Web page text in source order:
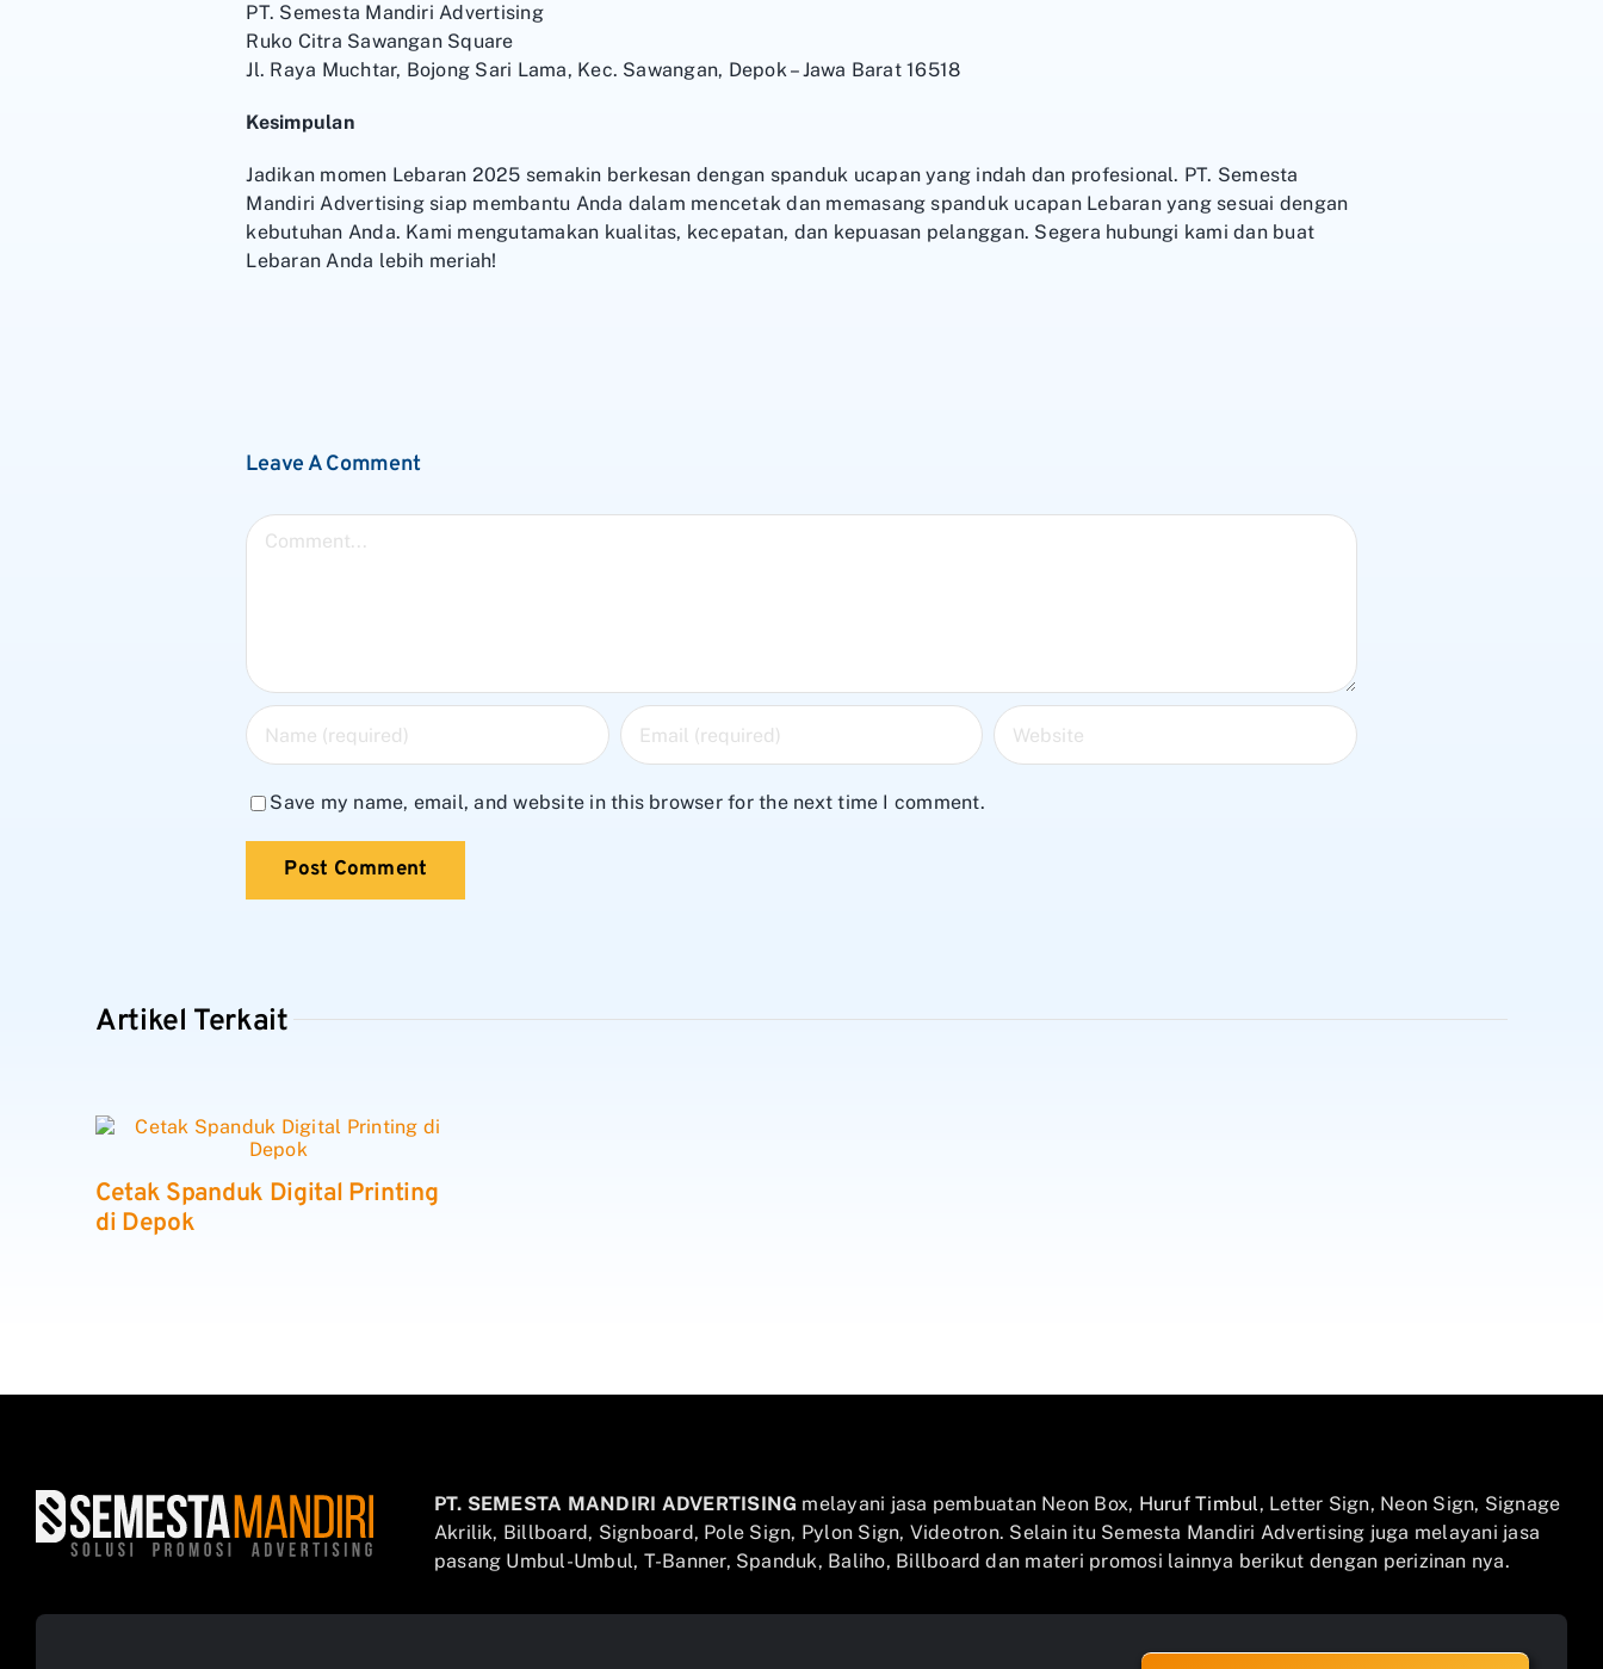
PT. Semesta Mandiri Advertising
Ruko Citra Sawangan Square
Jl. Raya Muchtar, Bojong Sari Lama, Kec. Sawangan, Depok – Jawa Barat 16518
Kesimpulan
Jadikan momen Lebaran 2025 semakin berkesan dengan spanduk ucapan yang indah dan profesional. PT. Semesta
Mandiri Advertising siap membantu Anda dalam mencetak dan memasang spanduk ucapan Lebaran yang sesuai dengan
kebutuhan Anda. Kami mengutamakan kualitas, kecepatan, dan kepuasan pelanggan. Segera hubungi kami dan buat
Lebaran Anda lebih meriah!
Leave A Comment
Comment
Save my name, email, and website in this browser for the next time I comment.
Artikel Terkait
Cetak Spanduk Digital Printing
di Depok
PT. SEMESTA MANDIRI ADVERTISING melayani jasa pembuatan Neon Box, Huruf Timbul, Letter Sign, Neon Sign, Signage
Akrilik, Billboard, Signboard, Pole Sign, Pylon Sign, Videotron. Selain itu Semesta Mandiri Advertising juga melayani jasa
pasang Umbul-Umbul, T-Banner, Spanduk, Baliho, Billboard dan materi promosi lainnya berikut dengan perizinan nya.